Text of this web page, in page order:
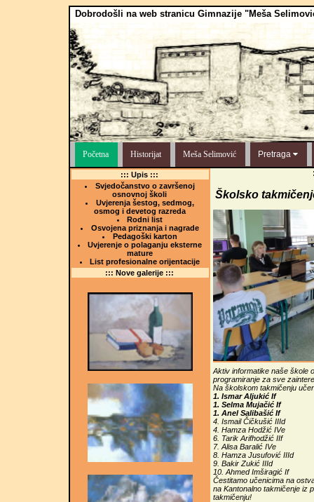
Dobrodošli na web stranicu Gimnazije "Meša
Početna Historijat Meša Selimović Pretraga
::: Upis :::
Svjedočanstvo o završenoj
osnovnoj školi
Uvjerenja šestog, sedmog,
osmog i devetog razreda
Rodni list
Osvojena priznanja i nagrade
Pedagoški karton
Uvjerenje o polaganju eksterne
mature
List profesionalne orijentacije
::: Nove galerije :::
Školsko
Aktiv informatike naše škole
programiranje za sve
Na školskom takmičenju
1. Ismar Aljukić If
1. Selma Mujačić If
1. Anel Salibašić If
4. Ismail Čičkušić IIId
4. Hamza Hodžić IVe
6. Tarik Arifhodžić IIf
7. Alisa Baralić IVe
8. Hamza Jusufović IIId
9. Bakir Zukić IIId
10. Ahmed Imširagić If
Čestitamo učenicima na
na Kantonalno takmičenje iz
takmičenju!